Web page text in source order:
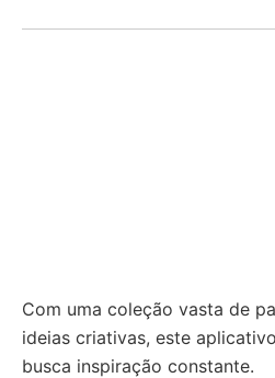
Com uma coleção vasta de
ideias criativas, este
busca inspiração constante.